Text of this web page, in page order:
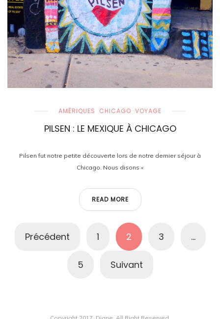
AMÉRIQUES CHICAGO VOYAGE
PILSEN : LE MEXIQUE À CHICAGO
Pilsen fut notre petite découverte lors de notre dernier séjour à
Chicago. Nous disons «
READ MORE
Pagination
Précédent 1 2 3 …
5 Suivant